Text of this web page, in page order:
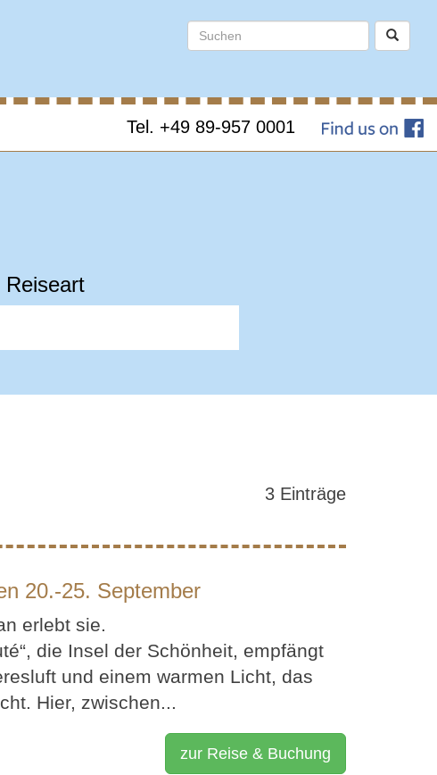
Tel. +49 89-957 0001
Reiseart
3 Einträge
20.-25. September
erlebt sie.
die Insel der Schönheit, empfängt
und einem warmen Licht, das
Hier, zwischen...
zur Reise & Buchung